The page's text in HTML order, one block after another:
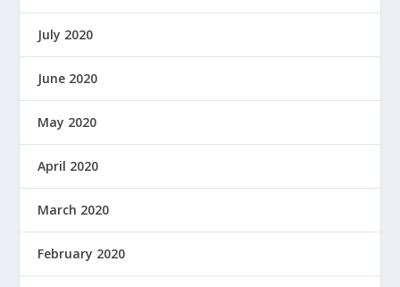
July 2020
June 2020
May 2020
April 2020
March 2020
February 2020